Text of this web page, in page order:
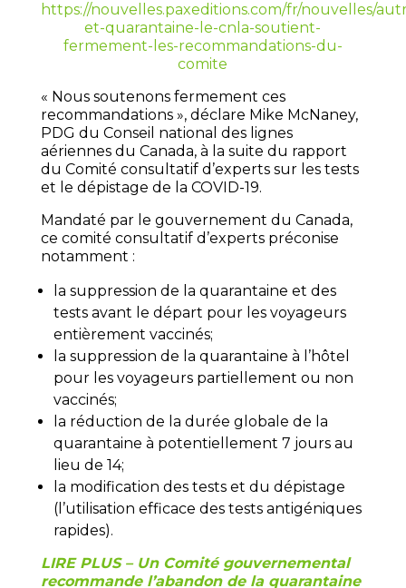
https://nouvelles.paxeditions.com/fr/nouvelles/
et-quarantaine-le-cnla-soutient-
fermement-les-recommandations-du-
comite
« Nous soutenons fermement ces
recommandations », déclare Mike McNaney,
PDG du Conseil national des lignes
aériennes du Canada, à la suite du rapport
du Comité consultatif d’experts sur les tests
et le dépistage de la COVID-19.
Mandaté par le gouvernement du Canada,
ce comité consultatif d’experts préconise
notamment :
la suppression de la quarantaine et des
tests avant le départ pour les voyageurs
entièrement vaccinés;
la suppression de la quarantaine à l’hôtel
pour les voyageurs partiellement ou non
vaccinés;
la réduction de la durée globale de la
quarantaine à potentiellement 7 jours au
lieu de 14;
la modification des tests et du dépistage
(l’utilisation efficace des tests antigéniques
rapides).
LIRE PLUS – Un Comité gouvernemental
recommande l’abandon de la quarantaine